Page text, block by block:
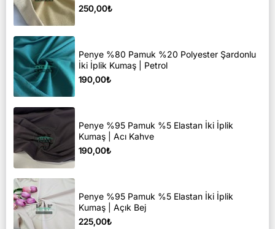
250,00₺
Penye %80 Pamuk %20 Polyester Şardonlu
İki İplik Kumaş | Petrol
190,00₺
Penye %95 Pamuk %5 Elastan İki İplik
Kumaş | Acı Kahve
190,00₺
Penye %95 Pamuk %5 Elastan İki İplik
Kumaş | Açık Bej
225,00₺